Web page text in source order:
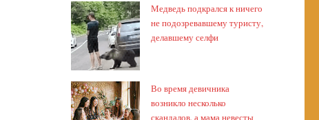
Медведь подкрался к ничего
не подозревавшему туристу,
делавшему селфи
Во время девичника
возникло несколько
скандалов, а мама невесты